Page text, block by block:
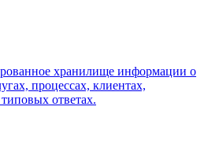
хранилище информации о
процессах, клиентах,
ответах.